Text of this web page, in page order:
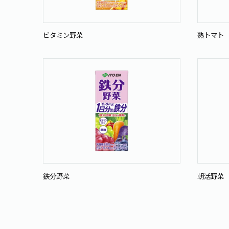
ビタミン野菜 熟トマト
鉄分野菜 朝活野菜